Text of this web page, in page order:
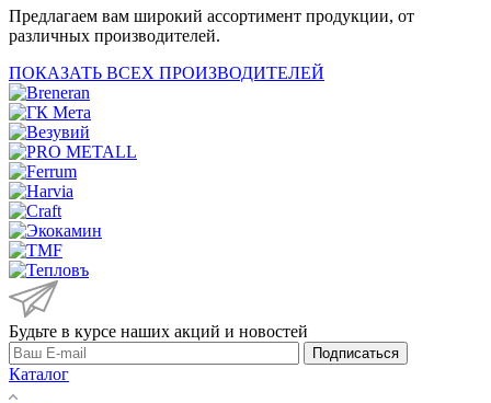
Предлагаем вам широкий ассортимент продукции, от
различных производителей.
ПОКАЗАТЬ ВСЕХ ПРОИЗВОДИТЕЛЕЙ
Будьте в курсе наших акций и новостей
Подписаться
Каталог